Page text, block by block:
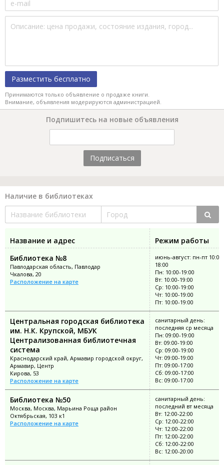
Разместить бесплатно
Принимаются только объявление о продаже книги.
Внимание, объявления модерируются администрацией.
Подпишитесь на новые объявления
Подписаться
Наличие в библиотеках
Название и адрес
Режим работы
Библиотека №8
Павлодарская область, Павлодар
Чкалова, 20
Расположение на карте
июнь-август: пн-пт 10:00-
18:00
Пн: 10:00-19:00
Вт: 10:00-19:00
Ср: 10:00-19:00
Чт: 10:00-19:00
Пт: 10:00-19:00
Центральная городская библиотека
им. Н.К. Крупской, МБУК
Централизованная библиотечная
система
Краснодарский край, Армавир городской округ,
Армавир, Центр
Кирова, 53
Расположение на карте
санитарный день:
последняя ср месяца
Пн: 09:00-19:00
Вт: 09:00-19:00
Ср: 09:00-19:00
Чт: 09:00-19:00
Пт: 09:00-17:00
Сб: 09:00-17:00
Вс: 09:00-17:00
Библиотека №50
Москва, Москва, Марьина Роща район
Октябрьская, 103 к1
Расположение на карте
санитарный день:
последний вт месяца
Вт: 12:00-22:00
Ср: 12:00-22:00
Чт: 12:00-22:00
Пт: 12:00-22:00
Сб: 12:00-22:00
Вс: 12:00-20:00